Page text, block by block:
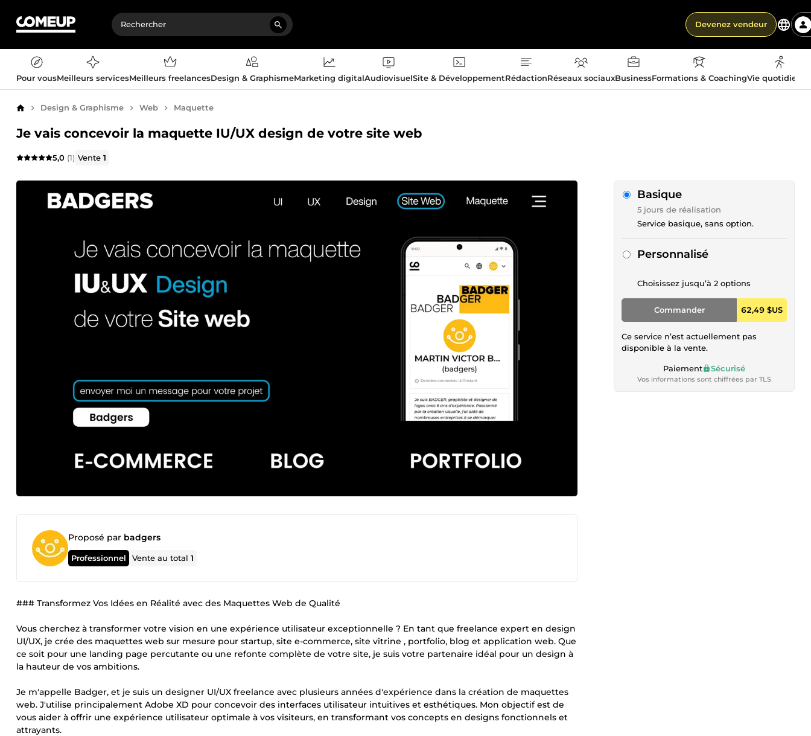
Devenez vendeur
Pour vousMeilleurs servicesMeilleurs freelancesDesign & GraphismeMarketing digitalAudiovisuelSite & DéveloppementRédactionRéseaux sociauxBusinessFormations & CoachingVie
AccueilDesign & Graphisme Web Maquette
Je vais concevoir la maquette IU/UX design de votre site web
5,0 (1) Vente1
Proposé par badgers
Professionnel Vente au total1
### Transformez Vos Idées en Réalité avec des Maquettes Web de Qualité
Vous cherchez à transformer votre vision en une expérience utilisateur exceptionnelle ? En tant que freelance expert en design
UI/UX, je crée des maquettes web sur mesure pour startup, site e-commerce, site vitrine , portfolio, blog et application web. Que
ce soit pour une landing page percutante ou une refonte complète de votre site, je suis votre partenaire idéal pour un design à
la hauteur de vos ambitions.
Je m'appelle Badger, et je suis un designer UI/UX freelance avec plusieurs années d'expérience dans la création de maquettes
web. J'utilise principalement Adobe XD pour concevoir des interfaces utilisateur intuitives et esthétiques. Mon objectif est de
vous aider à offrir une expérience utilisateur optimale à vos visiteurs, en transformant vos concepts en designs fonctionnels et
attrayants.
Basique
5 jours de réalisation
Service basique, sans option.
Personnalisé
Choisissez jusqu’à 2 options
Commander 62,49 $US
Ce service n’est actuellement pas
disponible à la vente.
Paiement Sécurisé
Vos informations sont chiffrées par TLS